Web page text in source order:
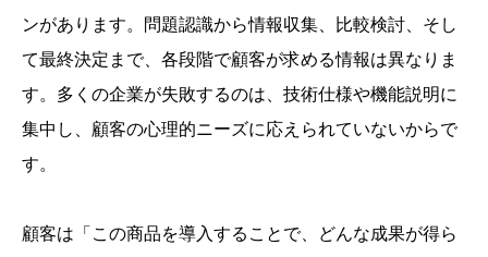
ンがあります。問題認識から情報収集、比較検討、そし
て最終決定まで、各段階で顧客が求める情報は異なりま
す。多くの企業が失敗するのは、技術仕様や機能説明に
集中し、顧客の心理的ニーズに応えられていないからで
す。
顧客は「この商品を導入することで、どんな成果が得ら